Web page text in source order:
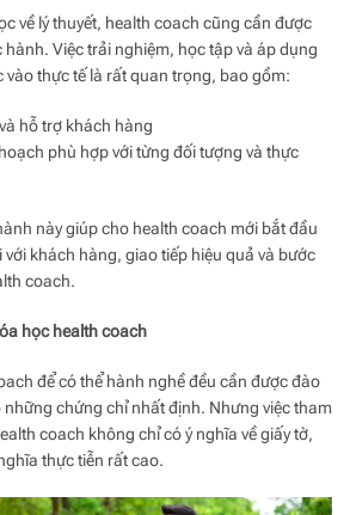
về lý thuyết, health coach cũng cần được
Việc trải nghiệm, học tập và áp dụng
vào thực tế là rất quan trọng, bao gồm:
hỗ trợ khách hàng
phù hợp với từng đối tượng và thực
này giúp cho health coach mới bắt đầu
khách hàng, giao tiếp hiệu quả và bước
coach.
học health coach
để có thể hành nghề đều cần được đào
chứng chỉ nhất định. Nhưng việc tham
coach không chỉ có ý nghĩa về giấy tờ,
thực tiễn rất cao.